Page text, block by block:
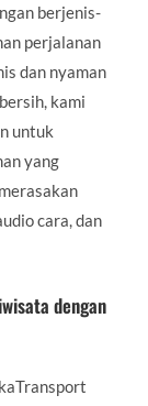
berjenis-
perjalanan
dan nyaman
kami
untuk
yang
cara, dan
dengan